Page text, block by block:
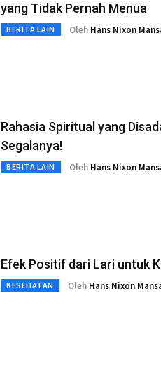
yang Tidak Pernah Menua
BERITA LAIN Oleh Hans Nixon
Rahasia Spiritual yang
Segalanya!
BERITA LAIN Oleh Hans Nixon
Efek Positif dari Lari untuk
KESEHATAN Oleh Hans Nixon